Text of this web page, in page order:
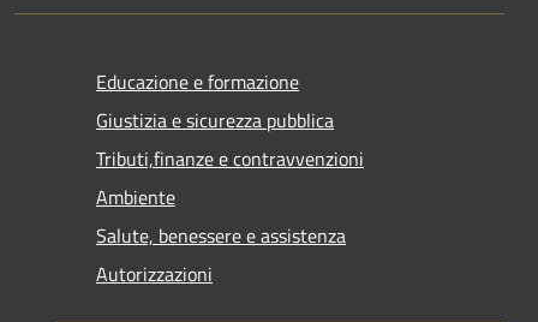
Educazione e formazione
Giustizia e sicurezza pubblica
Tributi,finanze e contravvenzioni
Ambiente
Salute, benessere e assistenza
Autorizzazioni